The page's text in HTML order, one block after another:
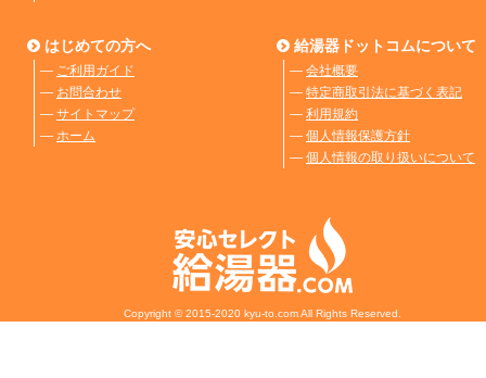
はじめての方へ
― ご利用ガイド
― お問合わせ
― サイトマップ
― ホーム
給湯器ドットコムについて
― 会社概要
― 特定商取引法に基づく表記
― 利用規約
― 個人情報保護方針
― 個人情報の取り扱いについて
Copyright © 2015-2020 kyu-to.com All Rights Reserved.